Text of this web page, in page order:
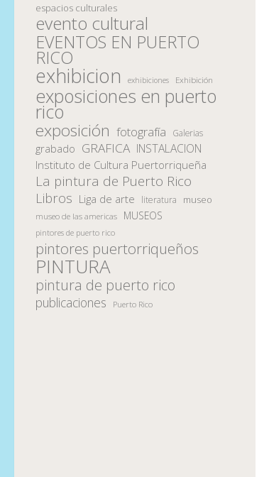
espacios culturales
evento cultural
EVENTOS EN PUERTO
RICO
exhibicion exhibiciones Exhibición
exposiciones en puerto
rico
exposición fotografía Galerias
grabado GRAFICA INSTALACION
Instituto de Cultura Puertorriqueña
La pintura de Puerto Rico
Libros Liga de arte literatura museo
museo de las americas MUSEOS
pintores de puerto rico
pintores puertorriqueños
PINTURA
pintura de puerto rico
publicaciones Puerto Rico